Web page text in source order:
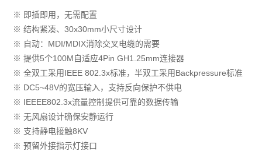
※ 即插即用，无需配置
※ 结构紧凑、30x30mm小尺寸设计
※ 自动：MDI/MDIX消除交叉电缆的需要
※ 提供5个100M自适应4Pin GH1.25mm连接器
※ 全双工采用IEEE 802.3x标准，半双工采用Backpressure标准
※ DC5~48V的宽压输入，支持反向保护不供电
※ IEEEE802.3x流量控制提供可靠的数据传输
※ 无风扇设计确保安静运行
※ 支持静电接触8KV
※ 预留外接指示灯接口